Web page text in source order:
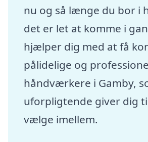
nu og så længe du bor i
det er let at komme i
hjælper dig med at få
pålidelige og
håndværkere i Gamby,
uforpligtende giver dig
vælge imellem.